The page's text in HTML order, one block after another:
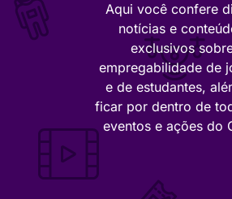
Aqui você confere
notícias e
exclusivos
empregabilidade de
e de estudantes,
ficar por dentro de
eventos e ações do